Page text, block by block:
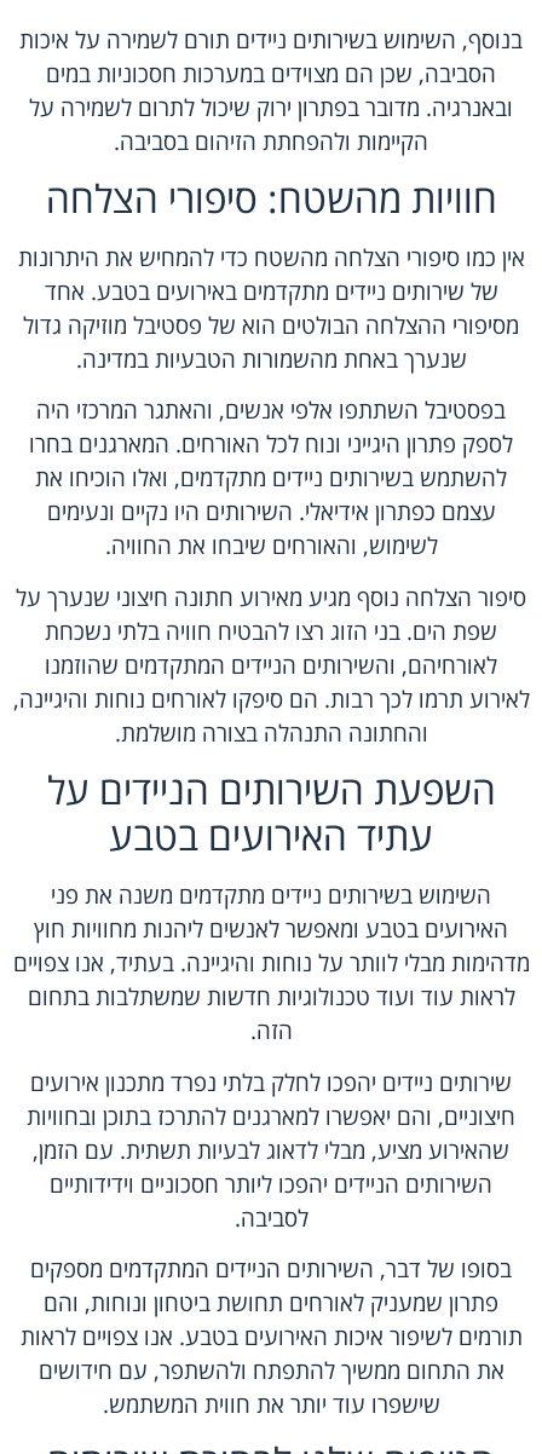
בנוסף, השימוש בשירותים ניידים תורם לשמירה על איכות
הסביבה, שכן הם מצוידים במערכות חסכוניות במים
ובאנרגיה. מדובר בפתרון ירוק שיכול לתרום לשמירה על
הקיימות ולהפחתת הזיהום בסביבה.
חוויות מהשטח: סיפורי הצלחה
אין כמו סיפורי הצלחה מהשטח כדי להמחיש את היתרונות
של שירותים ניידים מתקדמים באירועים בטבע. אחד
מסיפורי ההצלחה הבולטים הוא של פסטיבל מוזיקה גדול
שנערך באחת מהשמורות הטבעיות במדינה.
בפסטיבל השתתפו אלפי אנשים, והאתגר המרכזי היה
לספק פתרון היגייני ונוח לכל האורחים. המארגנים בחרו
להשתמש בשירותים ניידים מתקדמים, ואלו הוכיחו את
עצמם כפתרון אידיאלי. השירותים היו נקיים ונעימים
לשימוש, והאורחים שיבחו את החוויה.
סיפור הצלחה נוסף מגיע מאירוע חתונה חיצוני שנערך על
שפת הים. בני הזוג רצו להבטיח חוויה בלתי נשכחת
לאורחיהם, והשירותים הניידים המתקדמים שהוזמנו
לאירוע תרמו לכך רבות. הם סיפקו לאורחים נוחות והיגיינה,
והחתונה התנהלה בצורה מושלמת.
השפעת השירותים הניידים על
עתיד האירועים בטבע
השימוש בשירותים ניידים מתקדמים משנה את פני
האירועים בטבע ומאפשר לאנשים ליהנות מחוויות חוץ
מדהימות מבלי לוותר על נוחות והיגיינה. בעתיד, אנו צפויים
לראות עוד ועוד טכנולוגיות חדשות שמשתלבות בתחום
הזה.
שירותים ניידים יהפכו לחלק בלתי נפרד מתכנון אירועים
חיצוניים, והם יאפשרו למארגנים להתרכז בתוכן ובחוויות
שהאירוע מציע, מבלי לדאוג לבעיות תשתית. עם הזמן,
השירותים הניידים יהפכו ליותר חסכוניים וידידותיים
לסביבה.
בסופו של דבר, השירותים הניידים המתקדמים מספקים
פתרון שמעניק לאורחים תחושת ביטחון ונוחות, והם
תורמים לשיפור איכות האירועים בטבע. אנו צפויים לראות
את התחום ממשיך להתפתח ולהשתפר, עם חידושים
שישפרו עוד יותר את חווית המשתמש.